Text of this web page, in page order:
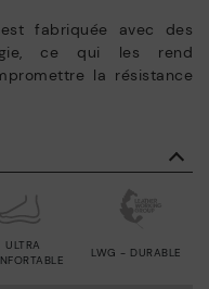
fabriquée avec des
ce qui les rend
la résistance
ULTRA
LWG - DURABLE